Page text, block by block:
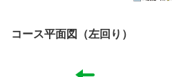
コース平面図（左回り）